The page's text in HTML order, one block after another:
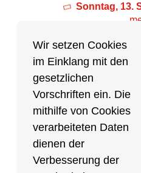
Wir setzen Cookies
im Einklang mit den
gesetzlichen
Vorschriften ein. Die
mithilfe von Cookies
verarbeiteten Daten
dienen der
Verbesserung der
Sonntag, 13.
Partner des